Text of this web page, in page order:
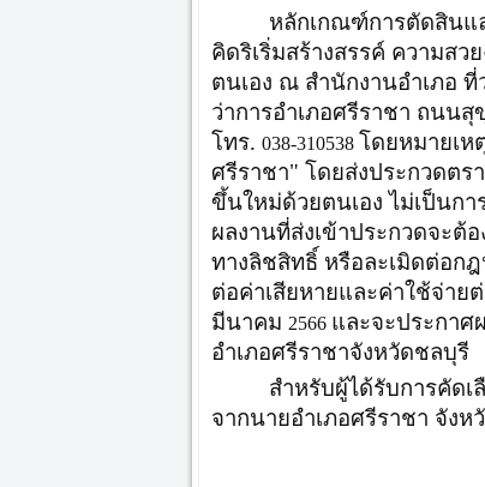
หลักเกณฑ์การตัดสินแ
คิดริเริ่มสร้างสรรค์ ความส
ตนเอง ณ สำนักงานอำเภอ
ว่าการอำเภอศรีราชา ถนน
โทร. 038-310538 โดยหมายเ
ศรีราชา" โดยส่งประกวดต
ขึ้นใหม่ด้วยตนเอง ไม่เป็นก
ผลงานที่ส่งเข้าประกวดจะต้
ทางลิชสิทธิ์ หรือละเมิดต่อก
ต่อค่าเสียหายและค่าใช้จ่าย
มีนาคม 2566 และจะประกาศ
อำเภอศรีราชาจังหวัดชลบุรี
สำหรับผู้ได้รับการคัดเ
จากนายอำเภอศรีราชา จังห